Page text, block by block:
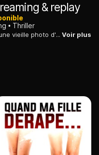
& replay
Thriller
Un photographe amateur découvre une vieille photo d'une jeune femme jadis assassinée : sa vie bascule progressivement aux confins de la folie. Voir plus